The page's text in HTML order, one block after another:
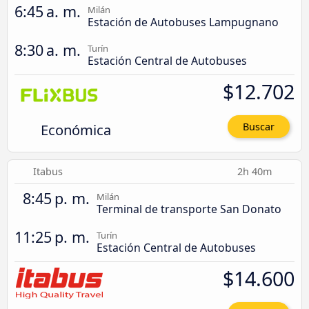
6:45 a. m. Milán
Estación de Autobuses Lampugnano
8:30 a. m. Turín
Estación Central de Autobuses
Económica
$12.702
Buscar
Itabus 2h 40m
8:45 p. m. Milán
Terminal de transporte San Donato
11:25 p. m. Turín
Estación Central de Autobuses
$14.600